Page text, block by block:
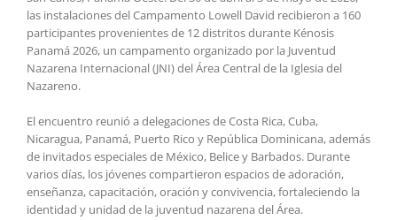
las instalaciones del Campamento Lowell David recibieron a 160
participantes provenientes de 12 distritos durante Kénosis
Panamá 2026, un campamento organizado por la Juventud
Nazarena Internacional (JNI) del Área Central de la Iglesia del
Nazareno.
El encuentro reunió a delegaciones de Costa Rica, Cuba,
Nicaragua, Panamá, Puerto Rico y República Dominicana, además
de invitados especiales de México, Belice y Barbados. Durante
varios días, los jóvenes compartieron espacios de adoración,
enseñanza, capacitación, oración y convivencia, fortaleciendo la
identidad y unidad de la juventud nazarena del Área.